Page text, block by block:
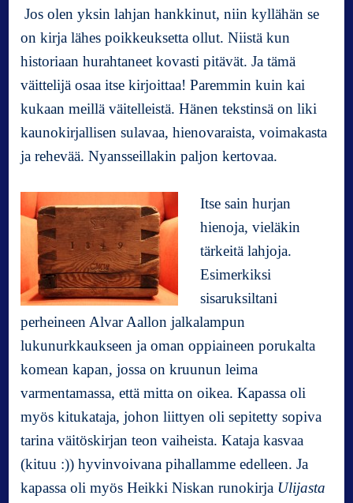
a
Jos olen yksin lahjan hankkinut, niin kyllähän se
on kirja lähes poikkeuksetta ollut. Niistä kun
historiaan hurahtaneet kovasti pitävät. Ja tämä
väittelijä osaa itse kirjoittaa! Paremmin kuin kai
kukaan meillä väitelleistä. Hänen tekstinsä on liki
kaunokirjallisen sulavaa, hienovaraista, voimakasta
ja rehevää. Nyansseillakin paljon kertovaa.
Itse sain hurjan
hienoja, vieläkin
tärkeitä lahjoja.
Esimerkiksi
sisaruksiltani
perheineen Alvar Aallon jalkalampun
lukunurkkaukseen ja oman oppiaineen porukalta
komean kapan, jossa on kruunun leima
varmentamassa, että mitta on oikea. Kapassa oli
myös kitukataja, johon liittyen oli sepitetty sopiva
tarina väitöskirjan teon vaiheista. Kataja kasvaa
(kituu :)) hyvinvoivana pihallamme edelleen. Ja
kapassa oli myös Heikki Niskan runokirja Ulijasta